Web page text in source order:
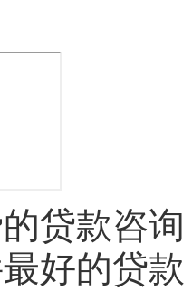
贷款咨询
好的贷款